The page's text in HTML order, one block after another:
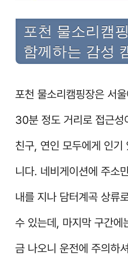
포천 물소리캠
함께하는 감성
포천 물소리캠핑장은 서
30분 정도 거리로 접근성
친구, 연인 모두에게 인기
니다. 네비게이션에 주소
내를 지나 담터계곡 상류
수 있는데, 마지막 구간에
금 나오니 운전에 주의하